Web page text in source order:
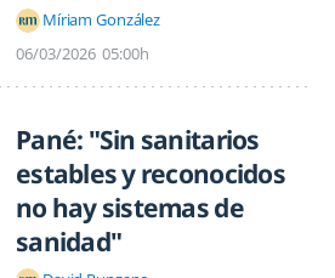
Míriam González
06/03/2026 05:00h
Pané: "Sin sanitarios
estables y reconocidos
no hay sistemas de
sanidad"